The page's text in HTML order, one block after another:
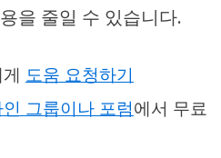
을 줄일 수 있습니다.
도움 요청하기
그룹이나 포럼에서 무료